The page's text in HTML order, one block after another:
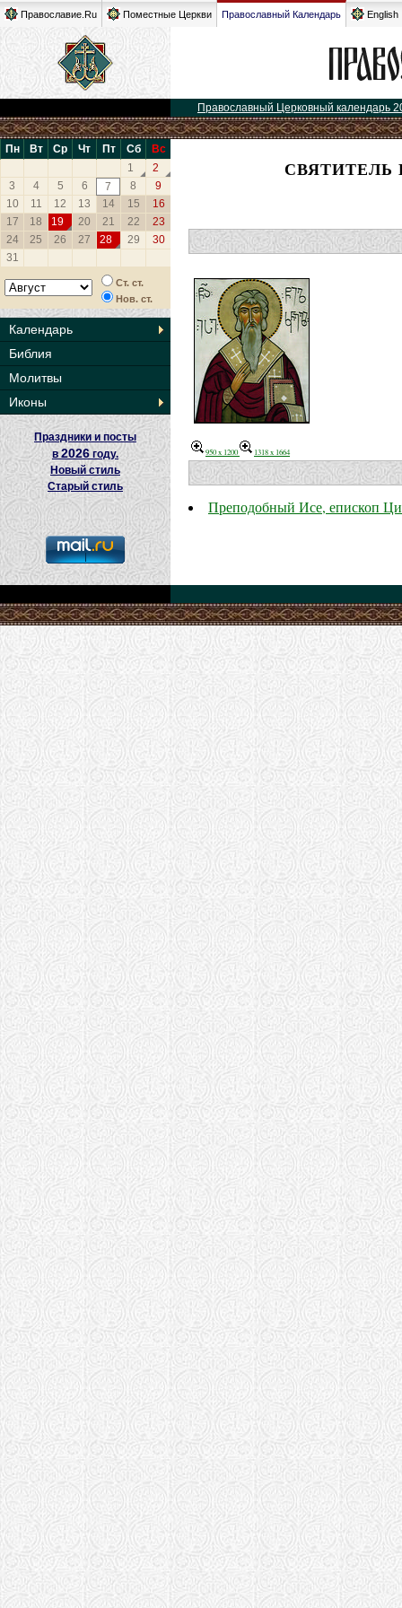
Православие.Ru Поместные Церкви Православный Календарь English
Православный Церковный календарь
Пн Вт Ср Чт Пт Сб
Вс
1
2
3
4 5 6 7 8
9
10
11 12 13 14 15
16
17
18 19 20 21 22
23
24
25 26 27 28 29
30
31
Ст. ст.
Нов. ст.
Календарь
Библия
Молитвы
Иконы
Праздники и посты
в2026 году.
Новый стиль
Старый стиль
950 x 1200 1318 x 1664
Преподобный Исе, епископ